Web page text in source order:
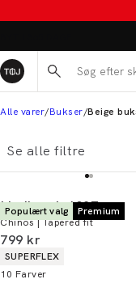
Søg her...
Alle varer Bukser Beige
Se alle filtre
Populært valg Premium
Lindbergh 1927
Chinos | Tapered fit
I alt (inkl. rabat)
799 kr
Produkt egenskaber
SUPERFLEX
10 Farver